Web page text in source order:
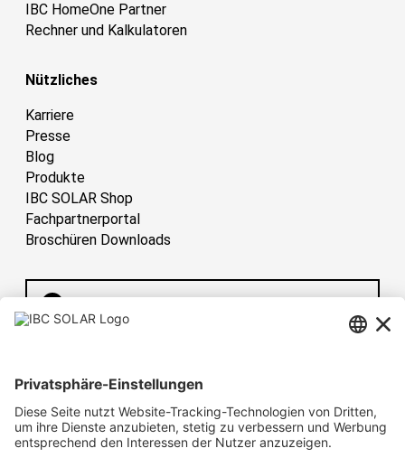
IBC HomeOne Partner
Rechner und Kalkulatoren
Nützliches
Karriere
Presse
Blog
Produkte
IBC SOLAR Shop
Fachpartnerportal
Broschüren Downloads